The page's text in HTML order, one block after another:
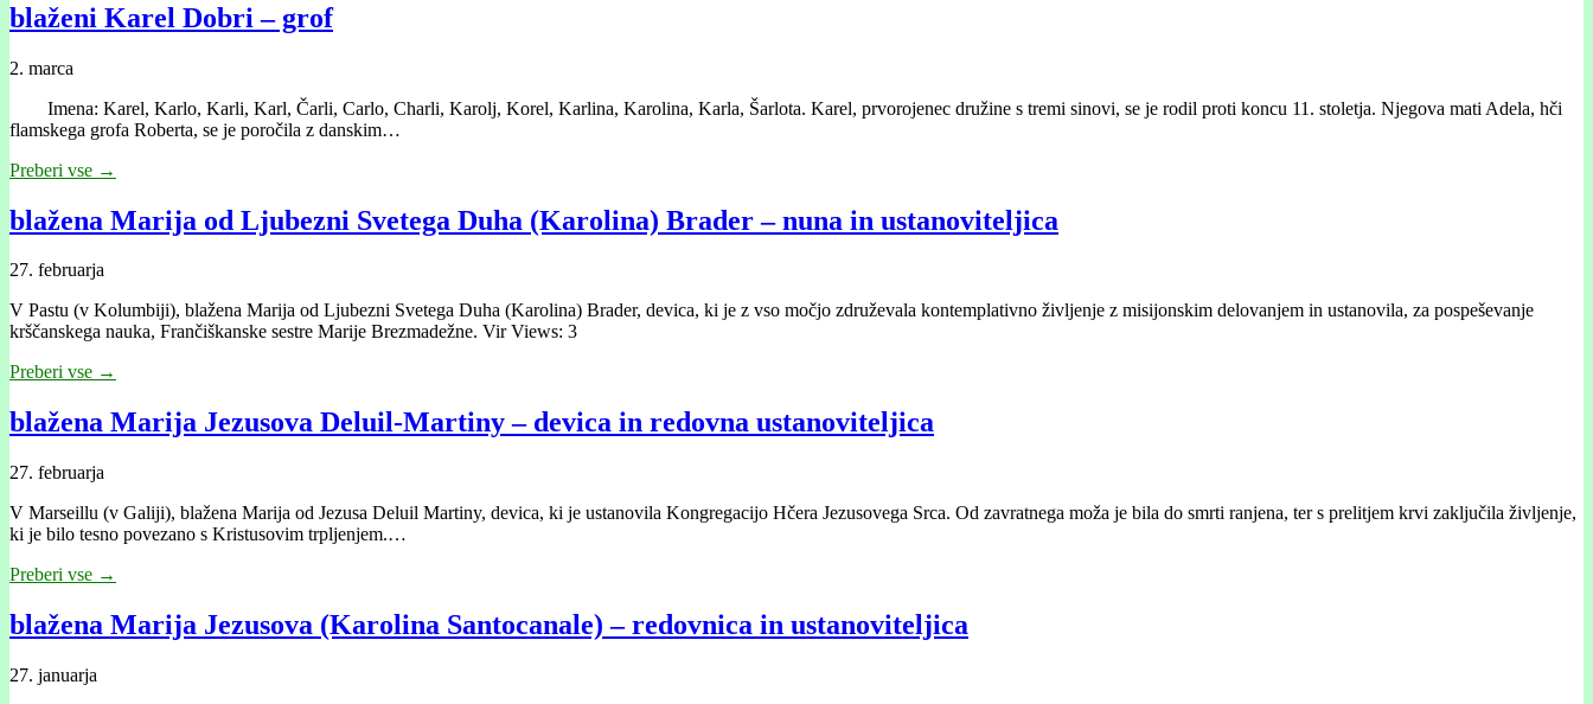
blaženi Karel Dobri – grof
2. marca
Imena: Karel, Karlo, Karli, Karl, Čarli, Carlo, Charli, Karolj, Korel, Karlina, Karolina, Karla, Šarlota. Karel, prvorojenec družine s tremi sinovi, se je rodil proti koncu 11. stoletja. Njegova mati Adela, hči
flamskega grofa Roberta, se je poročila z danskim…
Preberi vse →
blažena Marija od Ljubezni Svetega Duha (Karolina) Brader – nuna in ustanoviteljica
27. februarja
V Pastu (v Kolumbiji), blažena Marija od Ljubezni Svetega Duha (Karolina) Brader, devica, ki je z vso močjo združevala kontemplativno življenje z misijonskim delovanjem in ustanovila, za pospeševanje
krščanskega nauka, Frančiškanske sestre Marije Brezmadežne. Vir Views: 3
Preberi vse →
blažena Marija Jezusova Deluil-Martiny – devica in redovna ustanoviteljica
27. februarja
V Marseillu (v Galiji), blažena Marija od Jezusa Deluil Martiny, devica, ki je ustanovila Kongregacijo Hčera Jezusovega Srca. Od zavratnega moža je bila do smrti ranjena, ter s prelitjem krvi zaključila življenje,
ki je bilo tesno povezano s Kristusovim trpljenjem.…
Preberi vse →
blažena Marija Jezusova (Karolina Santocanale) – redovnica in ustanoviteljica
27. januarja